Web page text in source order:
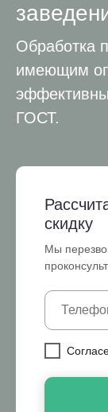
Обработка
имеющим
ГОСТ.
скидку
Мы